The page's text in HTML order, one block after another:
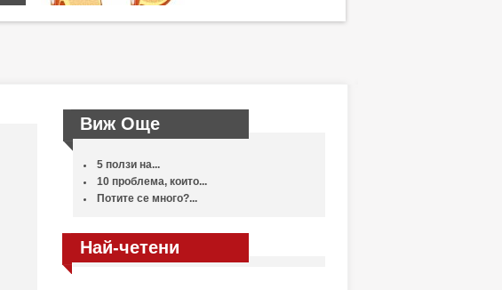
Виж Още
5 ползи на...
10 проблема, които...
Потите се много?...
Най-четени